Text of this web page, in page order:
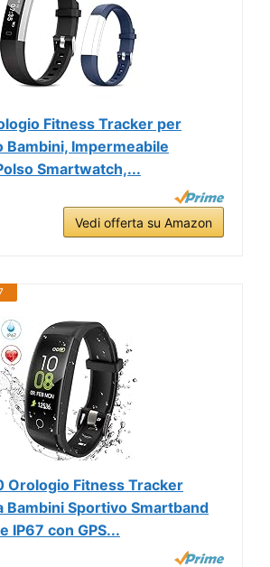
Fitness Tracker per
Bambini, Impermeabile
Smartwatch,...
Vedi offerta su Amazon
Orologio Fitness Tracker
Bambini Sportivo Smartband
IP67 con GPS...